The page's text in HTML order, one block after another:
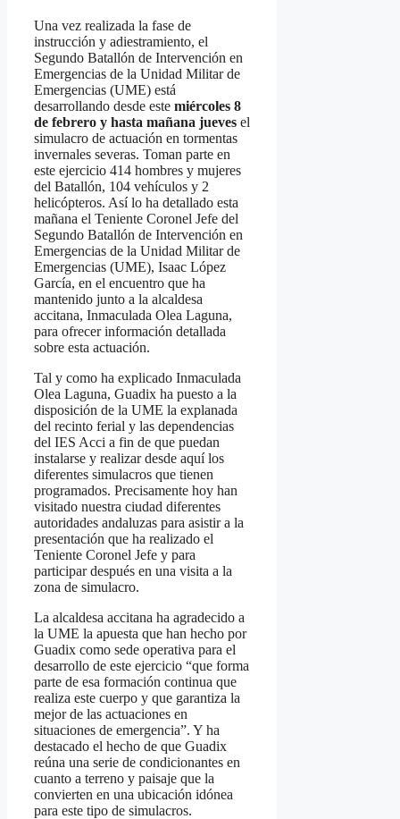
Una vez realizada la fase de
instrucción y adiestramiento, el
Segundo Batallón de Intervención en
Emergencias de la Unidad Militar de
Emergencias (UME) está
desarrollando desde este miércoles 8
de febrero y hasta mañana jueves el
simulacro de actuación en tormentas
invernales severas. Toman parte en
este ejercicio 414 hombres y mujeres
del Batallón, 104 vehículos y 2
helicópteros. Así lo ha detallado esta
mañana el Teniente Coronel Jefe del
Segundo Batallón de Intervención en
Emergencias de la Unidad Militar de
Emergencias (UME), Isaac López
García, en el encuentro que ha
mantenido junto a la alcaldesa
accitana, Inmaculada Olea Laguna,
para ofrecer información detallada
sobre esta actuación.
Tal y como ha explicado Inmaculada
Olea Laguna, Guadix ha puesto a la
disposición de la UME la explanada
del recinto ferial y las dependencias
del IES Acci a fin de que puedan
instalarse y realizar desde aquí los
diferentes simulacros que tienen
programados. Precisamente hoy han
visitado nuestra ciudad diferentes
autoridades andaluzas para asistir a la
presentación que ha realizado el
Teniente Coronel Jefe y para
participar después en una visita a la
zona de simulacro.
La alcaldesa accitana ha agradecido a
la UME la apuesta que han hecho por
Guadix como sede operativa para el
desarrollo de este ejercicio “que forma
parte de esa formación continua que
realiza este cuerpo y que garantiza la
mejor de las actuaciones en
situaciones de emergencia”. Y ha
destacado el hecho de que Guadix
reúna una serie de condicionantes en
cuanto a terreno y paisaje que la
convierten en una ubicación idónea
para este tipo de simulacros.